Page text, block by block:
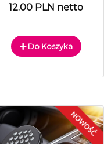
12.00 PLN netto
Do Koszyka